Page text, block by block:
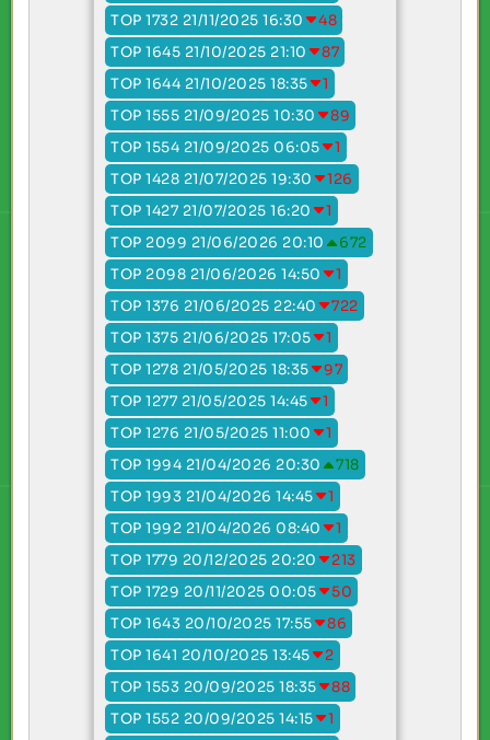
TOP 1732 21/11/2025 16:30
48
TOP 1645 21/10/2025 21:10
87
TOP 1644 21/10/2025 18:35
1
TOP 1555 21/09/2025 10:30
89
TOP 1554 21/09/2025 06:05
1
TOP 1428 21/07/2025 19:30
126
TOP 1427 21/07/2025 16:20
1
TOP 2099 21/06/2026 20:10
672
TOP 2098 21/06/2026 14:50
1
TOP 1376 21/06/2025 22:40
722
TOP 1375 21/06/2025 17:05
1
TOP 1278 21/05/2025 18:35
97
TOP 1277 21/05/2025 14:45
1
TOP 1276 21/05/2025 11:00
1
TOP 1994 21/04/2026 20:30
718
TOP 1993 21/04/2026 14:45
1
TOP 1992 21/04/2026 08:40
1
TOP 1779 20/12/2025 20:20
213
TOP 1729 20/11/2025 00:05
50
TOP 1643 20/10/2025 17:55
86
TOP 1641 20/10/2025 13:45
2
TOP 1553 20/09/2025 18:35
88
TOP 1552 20/09/2025 14:15
1